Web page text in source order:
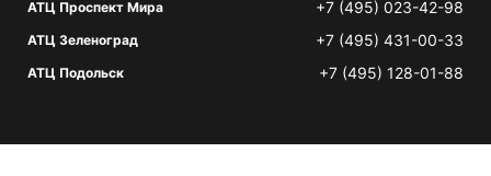
АТЦ Проспект Мира +7 (495) 023-42-98
АТЦ Зеленоград +7 (495) 431-00-33
АТЦ Подольск +7 (495) 128-01-88